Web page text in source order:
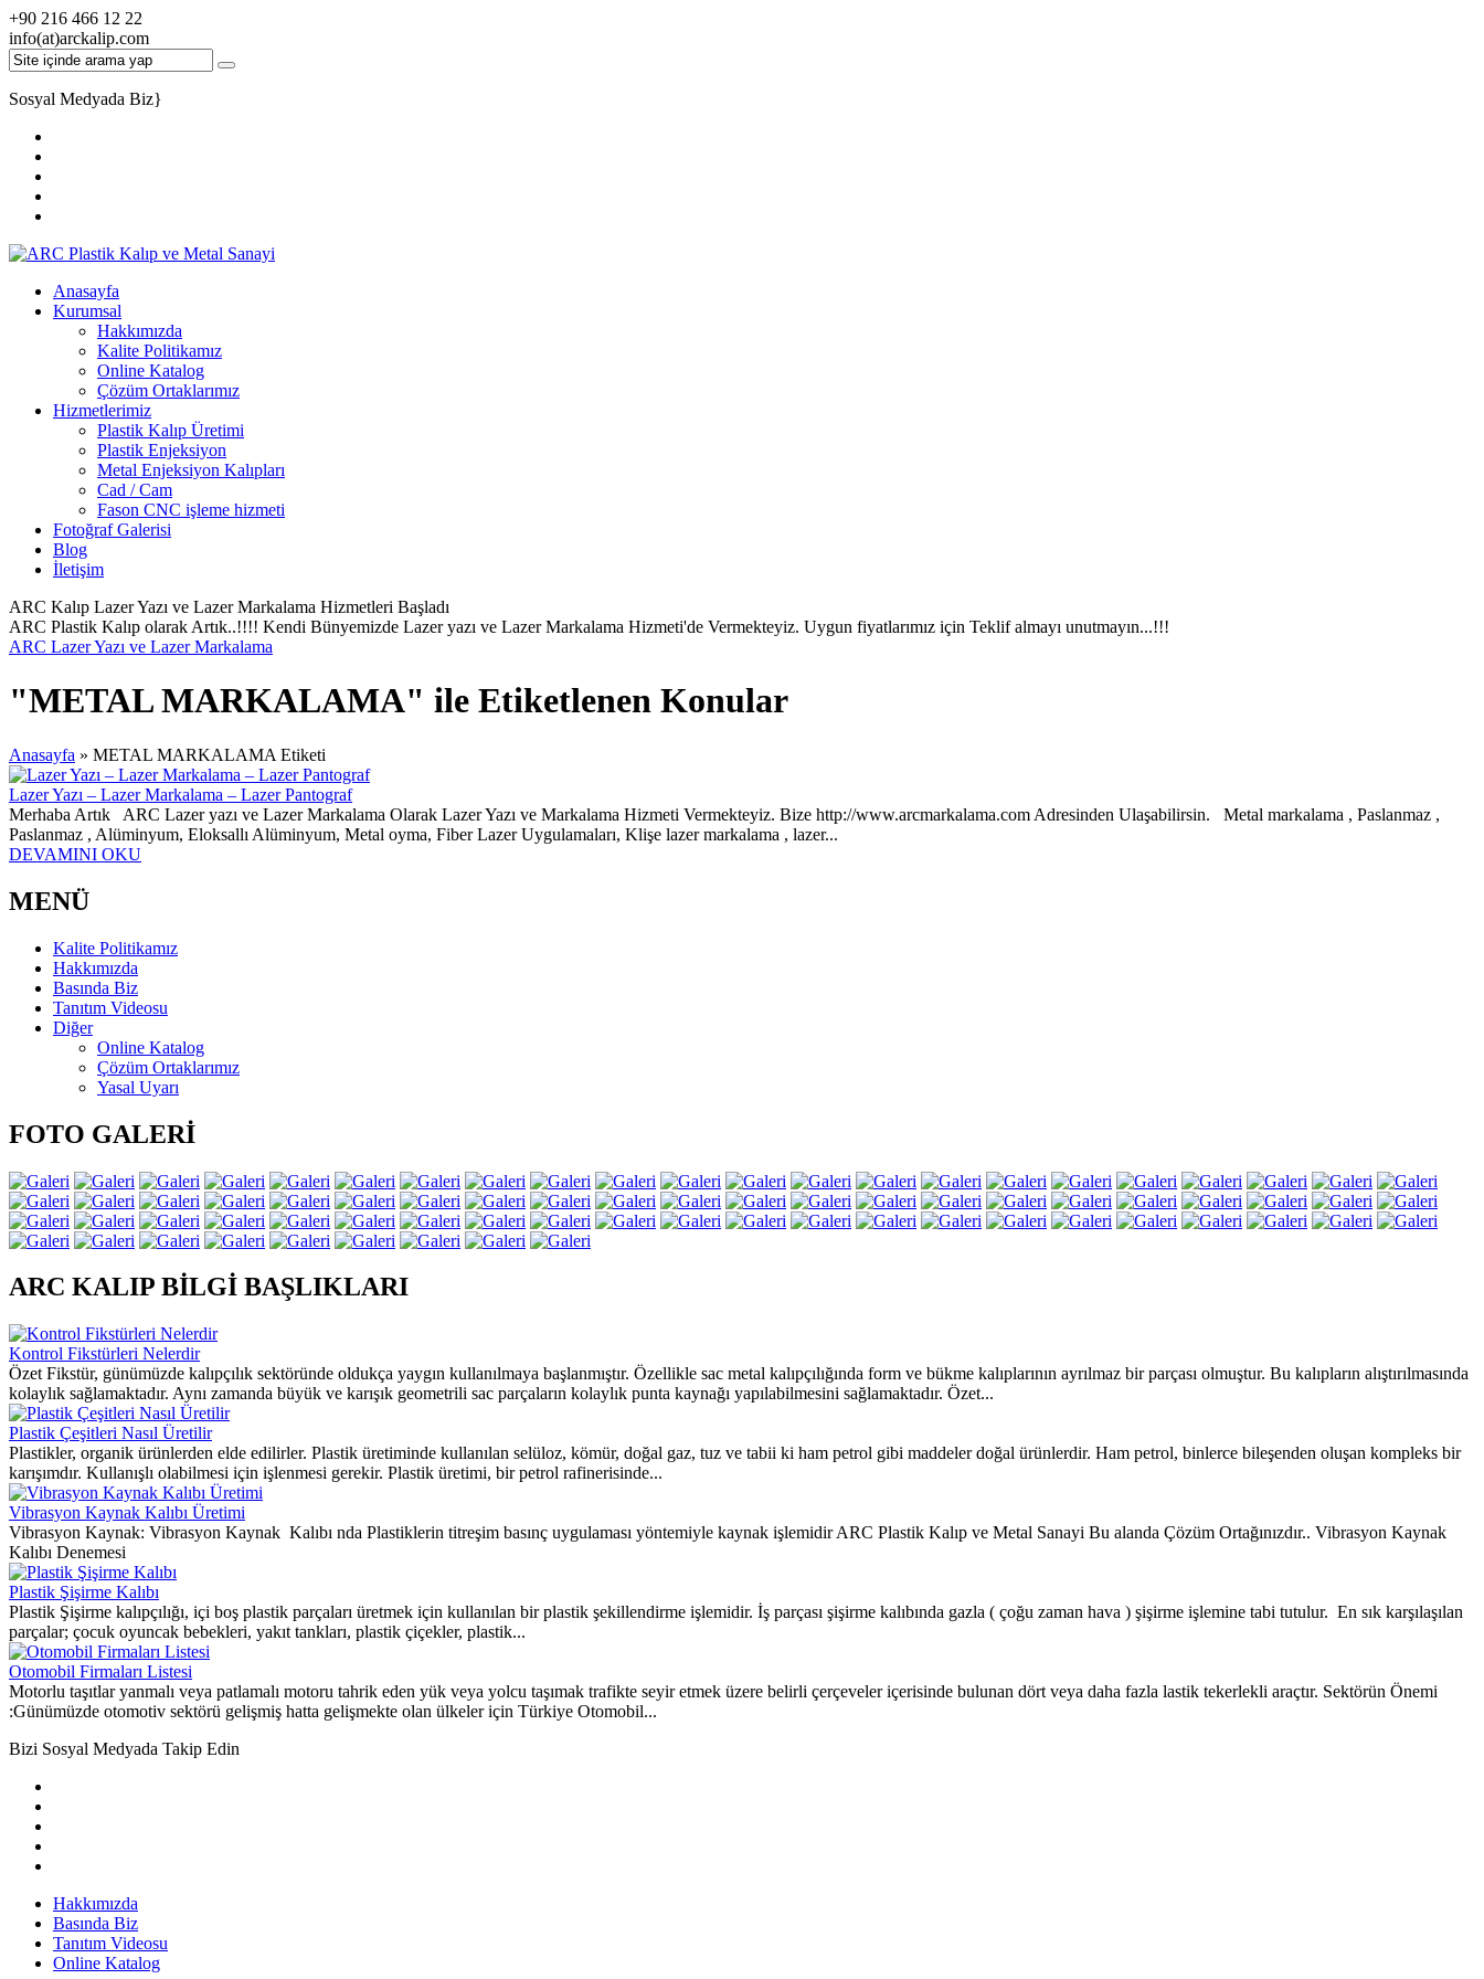
+90 216 466 12 22
info(at)arckalip.com
Sosyal Medyada Biz}
Anasayfa
Kurumsal
Hakkımızda
Kalite Politikamız
Online Katalog
Çözüm Ortaklarımız
Hizmetlerimiz
Plastik Kalıp Üretimi
Plastik Enjeksiyon
Metal Enjeksiyon Kalıpları
Cad / Cam
Fason CNC işleme hizmeti
Fotoğraf Galerisi
Blog
İletişim
ARC Kalıp Lazer Yazı ve Lazer Markalama Hizmetleri Başladı
ARC Plastik Kalıp olarak Artık..!!!! Kendi Bünyemizde Lazer yazı ve Lazer Markalama Hizmeti'de Vermekteyiz. Uygun fiyatlarımız için Teklif almayı unutmayın...!!!
ARC Lazer Yazı ve Lazer Markalama
"METAL MARKALAMA" ile Etiketlenen Konular
Anasayfa » METAL MARKALAMA Etiketi
Lazer Yazı – Lazer Markalama – Lazer Pantograf
Merhaba Artık ARC Lazer yazı ve Lazer Markalama Olarak Lazer Yazı ve Markalama Hizmeti Vermekteyiz. Bize http://www.arcmarkalama.com Adresinden Ulaşabilirsin. Metal markalama , Paslanmaz ,
Paslanmaz , Alüminyum, Eloksallı Alüminyum, Metal oyma, Fiber Lazer Uygulamaları, Klişe lazer markalama , lazer...
DEVAMINI OKU
MENÜ
Kalite Politikamız
Hakkımızda
Basında Biz
Tanıtım Videosu
Diğer
Online Katalog
Çözüm Ortaklarımız
Yasal Uyarı
FOTO GALERİ
ARC KALIP BİLGİ BAŞLIKLARI
Kontrol Fikstürleri Nelerdir
Özet Fikstür, günümüzde kalıpçılık sektöründe oldukça yaygın kullanılmaya başlanmıştır. Özellikle sac metal kalıpçılığında form ve bükme kalıplarının ayrılmaz bir parçası olmuştur. Bu kalıpların alıştırılmasında
kolaylık sağlamaktadır. Aynı zamanda büyük ve karışık geometrili sac parçaların kolaylık punta kaynağı yapılabilmesini sağlamaktadır. Özet...
Plastik Çeşitleri Nasıl Üretilir
Plastikler, organik ürünlerden elde edilirler. Plastik üretiminde kullanılan selüloz, kömür, doğal gaz, tuz ve tabii ki ham petrol gibi maddeler doğal ürünlerdir. Ham petrol, binlerce bileşenden oluşan kompleks bir
karışımdır. Kullanışlı olabilmesi için işlenmesi gerekir. Plastik üretimi, bir petrol rafinerisinde...
Vibrasyon Kaynak Kalıbı Üretimi
Vibrasyon Kaynak: Vibrasyon Kaynak Kalıbı nda Plastiklerin titreşim basınç uygulaması yöntemiyle kaynak işlemidir ARC Plastik Kalıp ve Metal Sanayi Bu alanda Çözüm Ortağınızdır.. Vibrasyon Kaynak
Kalıbı Denemesi
Plastik Şişirme Kalıbı
Plastik Şişirme kalıpçılığı, içi boş plastik parçaları üretmek için kullanılan bir plastik şekillendirme işlemidir. İş parçası şişirme kalıbında gazla ( çoğu zaman hava ) şişirme işlemine tabi tutulur. En sık karşılaşılan
parçalar; çocuk oyuncak bebekleri, yakıt tankları, plastik çiçekler, plastik...
Otomobil Firmaları Listesi
Motorlu taşıtlar yanmalı veya patlamalı motoru tahrik eden yük veya yolcu taşımak trafikte seyir etmek üzere belirli çerçeveler içerisinde bulunan dört veya daha fazla lastik tekerlekli araçtır. Sektörün Önemi
:Günümüzde otomotiv sektörü gelişmiş hatta gelişmekte olan ülkeler için Türkiye Otomobil...
Bizi Sosyal Medyada Takip Edin
Hakkımızda
Basında Biz
Tanıtım Videosu
Online Katalog